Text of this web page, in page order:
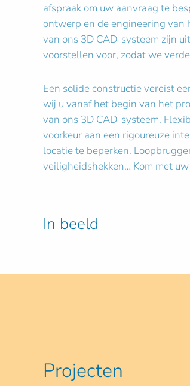
afspraak om uw aanvraag te
ontwerp en de engineering van
van ons 3D CAD-systeem zijn
voorstellen voor, zodat we
Een solide constructie vereist
wij u vanaf het begin van het
van ons 3D CAD-systeem.
voorkeur aan een rigoureuze
locatie te beperken.
veiligheidshekken… Kom met
In beeld
Projecten